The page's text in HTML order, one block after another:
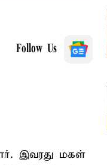
Follow Us
இவரது மகள்